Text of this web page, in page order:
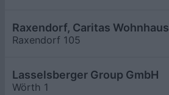
Raxendorf, Caritas Wohnhaus
Raxendorf 105
Lasselsberger Group GmbH
Wörth 1